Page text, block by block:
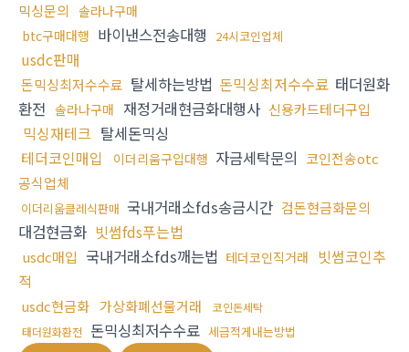
믹싱문의 솔라나구매
btc구매대행 바이낸스전송대행 24시코인업체
usdc판매
돈믹싱최저수수료 탈세하는방법 돈믹싱최저수수료 태더원화
환전 솔라나구매 재정거래현금화대행사 신용카드테더구입
믹싱재테크 탈세돈믹싱
테더코인매입
이더리움구입대행 자금세탁문의 코인전송otc
공식업체
이더리움클레식판매 국내거래소fds송금시간 검돈현금화문의
대검현금화 빗썸fds푸는법
usdc매입 국내거래소fds깨는법 테더코인직거래 빗썸코인추
적
usdc현금화 가상화폐선물거래
코인돈세탁
태더원화환전 돈믹싱최저수수료 세금적게내는방법